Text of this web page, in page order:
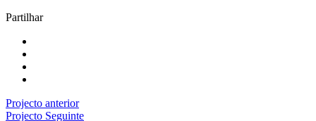
Partilhar
Projecto anterior
Projecto Seguinte